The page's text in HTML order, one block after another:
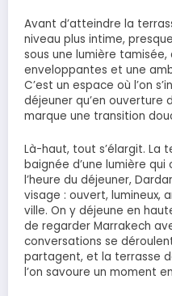
Avant d’atteindre la
niveau plus intime,
sous une lumière tamisée,
enveloppantes et une
C’est un espace où l’on
déjeuner qu’en ouverture
marque une transition
Là-haut, tout s’élargit. La
baignée d’une lumière
l’heure du déjeuner,
visage : ouvert, lumineux,
ville. On y déjeune en
de regarder Marrakech
conversations se
partagent, et la terrasse
l’on savoure un moment